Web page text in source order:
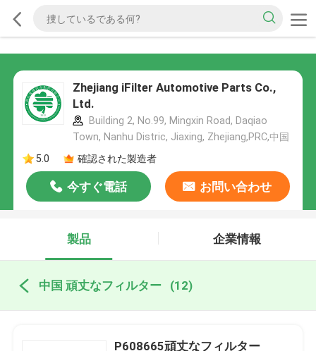
Zhejiang iFilter Automotive Parts Co.,
Ltd.
Building 2, No.99, Mingxin Road, Daqiao
Town, Nanhu Distric, Jiaxing, Zhejiang,PRC,中国
5.0
確認された製造者
今すぐ電話 お問い合わせ
製品 企業情報
中国 頑丈なフィルター (12)
P608665頑丈なフィルター